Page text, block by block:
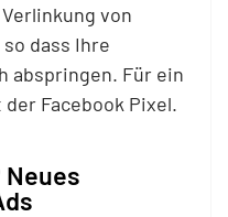
von
dass Ihre
abspringen. Für ein
Facebook Pixel.